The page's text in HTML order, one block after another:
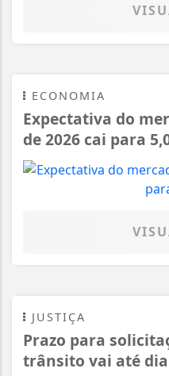
ECONOMIA
Expectativa do
de 2026 cai para
JUSTIÇA
Prazo para
trânsito vai até dia